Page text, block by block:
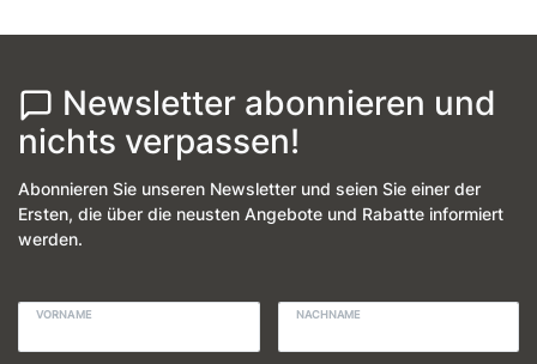
Newsletter abonnieren und
nichts verpassen!
Abonnieren Sie unseren Newsletter und seien Sie einer der
Ersten, die über die neusten Angebote und Rabatte informiert
werden.
VORNAME NACHNAME